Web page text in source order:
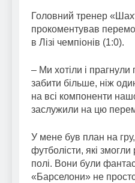
Головний тренер
прокоментував
в Лізі чемпіонів (1:0).
– Ми хотіли і
забити більше, ніж
на всі компоненти
заслужили на цю
У мене був план на
футболісти, які
полі. Вони були
«Барселони» не